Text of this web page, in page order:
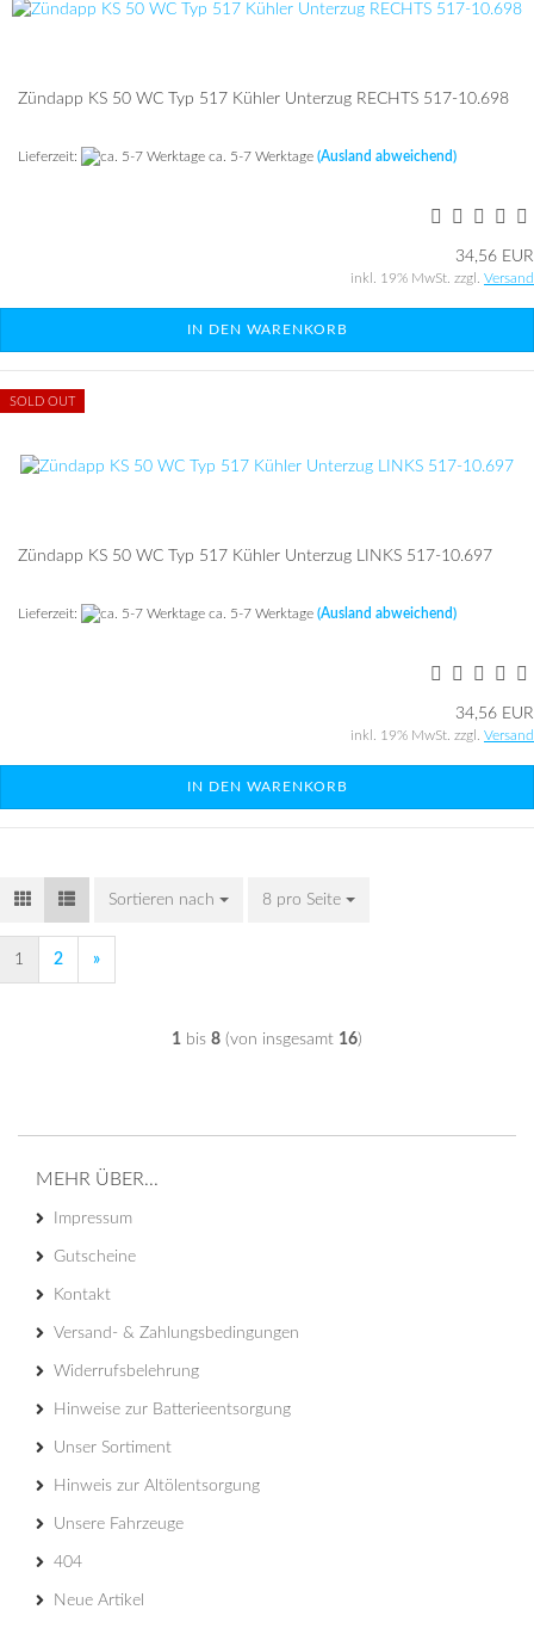
Zünd­app KS 50 WC Typ 517 Küh­ler Un­ter­zug RECHTS 517-​10.698
Lieferzeit: ca. 5-7 Werktage (Ausland abweichend)
34,56 EUR
inkl. 19% MwSt. zzgl. Versand
IN DEN WARENKORB
SOLD OUT
Zünd­app KS 50 WC Typ 517 Küh­ler Un­ter­zug LINKS 517-​10.697
Lieferzeit: ca. 5-7 Werktage (Ausland abweichend)
34,56 EUR
inkl. 19% MwSt. zzgl. Versand
IN DEN WARENKORB
Sortieren nach
Sortieren nach 8 pro Seite
pro Seite
1 2 »
1 bis 8 (von insgesamt 16)
MEHR ÜBER...
Impressum
Gutscheine
Kontakt
Versand- & Zahlungsbedingungen
Widerrufsbelehrung
Hinweise zur Batterieentsorgung
Unser Sortiment
Hinweis zur Altölentsorgung
Unsere Fahrzeuge
404
Neue Artikel